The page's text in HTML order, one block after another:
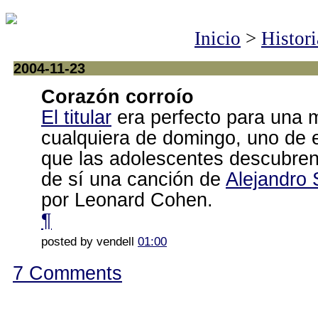
Inicio >
2004-11-23
Corazón corroío
El titular era perfecto para una
cualquiera de domingo, uno de
que las adolescentes
de sí una canción de Alejandro
por Leonard Cohen.
¶
posted by vendell 01:00
7 Comments